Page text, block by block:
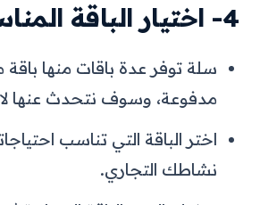
4- اختيار الباقة المناسبة
سلة توفر عدة باقات منها باقة
مدفوعة، وسوف نتحدث عنها
اختر الباقة التي تناسب
نشاطك التجاري.